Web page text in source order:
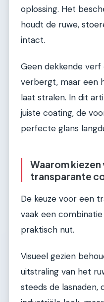
oplossing. Het
houdt de ruwe,
intact.
Geen dekkende
verbergt, maar een
laat stralen. In dit
juiste coating, de
perfecte glans
Waarom kiezen
transparante
De keuze voor een
vaak een
praktisch nut.
Visueel gezien
uitstraling van het
steeds de lasnaden,